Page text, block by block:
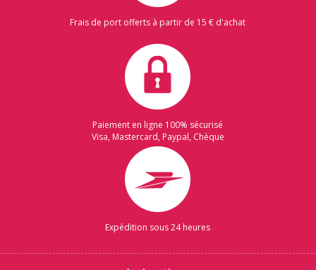
Frais de port offerts à partir de 15 € d'achat
Paiement en ligne 100% sécurisé
Visa, Mastercard, Paypal, Chèque
Expédition sous 24 heures